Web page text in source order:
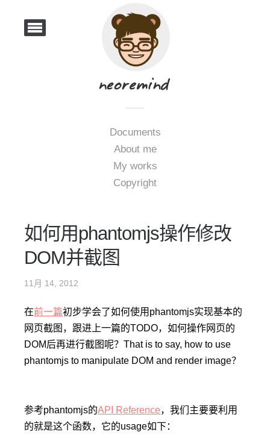
Documents
About me
My works
Copyright
如何用phantomjs操作修改
DOM并截图
11月 14, 2012
在前一篇初步学会了如何使用phantomjs实现基本的
网页截图，跟进上一篇的TODO，如何操作网页的
DOM后再进行截图呢？That is to say, how to use
phantomjs to manipulate DOM and render image？
参考phantomjs的API Reference，我们主要要利用
的就是这个函数，它的usage如下：